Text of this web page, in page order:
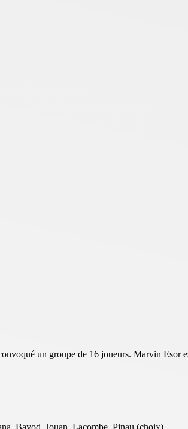
un groupe de 16 joueurs. Marvin Esor
Bayod, Jouan, Lacombe, Pinau (choix).